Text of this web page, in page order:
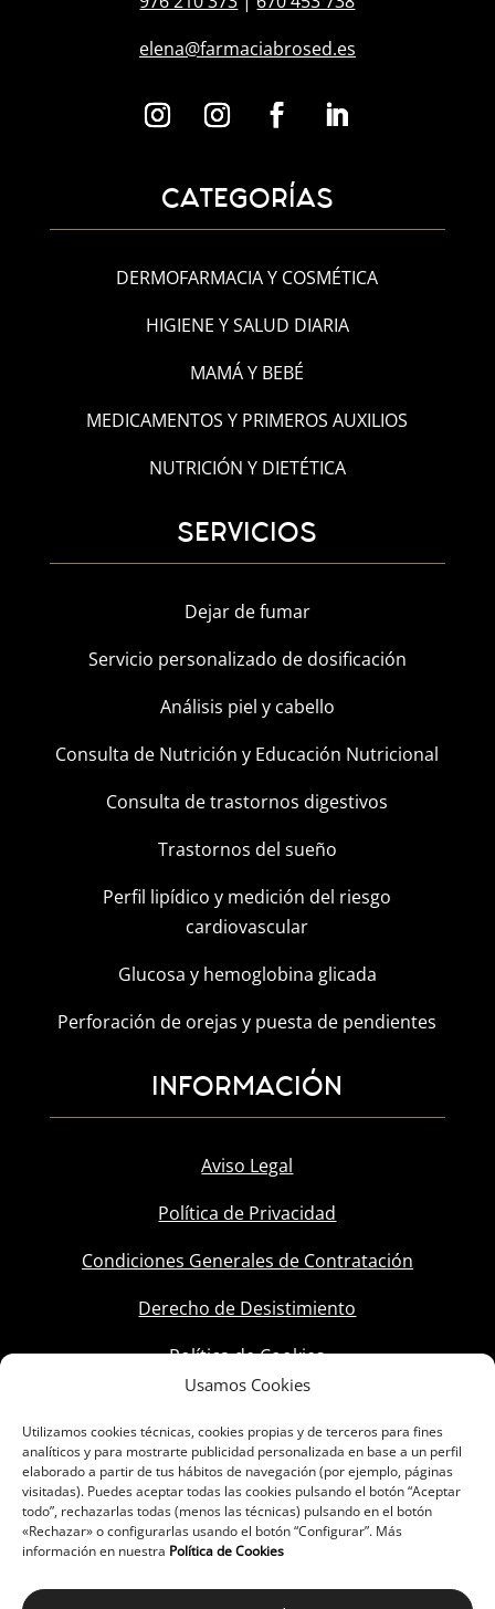
Usamos Cookies
Utilizamos cookies técnicas, cookies propias y de terceros para fines
analíticos y para mostrarte publicidad personalizada en base a un perfil
elaborado a partir de tus hábitos de navegación (por ejemplo, páginas
visitadas). Puedes aceptar todas las cookies pulsando el botón “Aceptar
todo”, rechazarlas todas (menos las técnicas) pulsando en el botón
«Rechazar» o configurarlas usando el botón “Configurar”. Más
información en nuestra Política de Cookies
elena@farmaciabrosed.es
CATEGORÍAS
DERMOFARMACIA Y COSMÉTICA
HIGIENE Y SALUD DIARIA
MAMÁ Y BEBÉ
MEDICAMENTOS Y PRIMEROS AUXILIOS
NUTRICIÓN Y DIETÉTICA
SERVICIOS
Dejar de fumar
Servicio personalizado de dosificación
Análisis piel y cabello
Consulta de Nutrición y Educación Nutricional
Consulta de trastornos digestivos
Trastornos del sueño
Perfil lipídico y medición del riesgo
cardiovascular
Glucosa y hemoglobina glicada
Perforación de orejas y puesta de pendientes
INFORMACIÓN
Aviso Legal
Política de Privacidad
Condiciones Generales de Contratación
Derecho de Desistimiento
Política de Cookies